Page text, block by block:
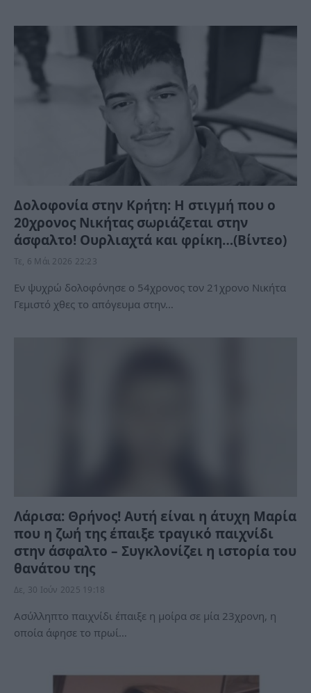
Δολοφονία στην Κρήτη: H στιγμή που ο
20χρονος Νικήτας σωριάζεται στην
άσφαλτο! Ουρλιαχτά και φρίκη…(Βίντεο)
Τε, 6 Μάι 2026 22:23
Εν ψυχρώ δολοφόνησε ο 54χρονος τον 21χρονο Νικήτα
Γεμιστό χθες το απόγευμα στην…
Λάρισα: Θρήνος! Αυτή είναι η άτυχη Μαρία
που η ζωή της έπαιξε τραγικό παιχνίδι
στην άσφαλτο – Συγκλονίζει η ιστορία του
θανάτου της
Δε, 30 Ιούν 2025 19:18
Ασύλληπτο παιχνίδι έπαιξε η μοίρα σε μία 23χρονη, η
οποία άφησε το πρωί…